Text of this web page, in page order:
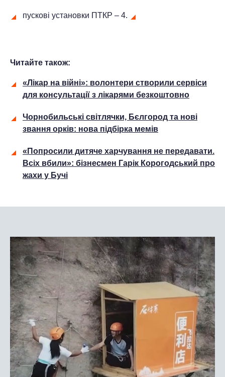
пускові установки ПТКР – 4.
Читайте також:
«Лікар на війні»: волонтери створили сервіси
для консультації з лікарями безкоштовно
Чорнобильські світлячки, Бєлгород та нові
звання орків: нова підбірка мемів
«Попросили дитяче харчування не передавати.
Всіх вбили»: бізнесмен Гарік Корогодський про
жахи у Бучі